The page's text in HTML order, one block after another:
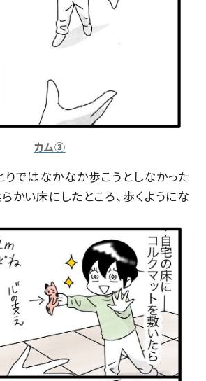
カム③
りではなかなか歩こうとしなかった
かい床にしたところ、歩くようにな